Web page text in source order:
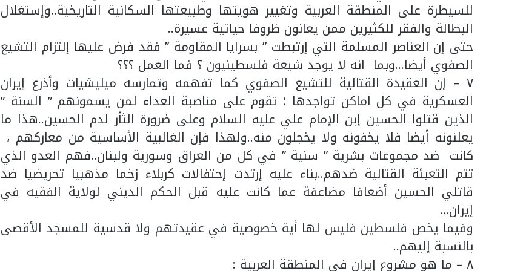
للسيطرة على المنطقة العربية وتغيير هويتها وطبيعتها السكانية التاريخية..وإستغلال
البطالة والفقر للكثيرين ممن يعانون ظروفا حياتية عسيرة..
حتى إن العناصر المسلمة التي إرتبطت ” بسرايا المقاومة ” فقد فرض عليها إلتزام التشيع
الصفوي أيضا…وبما انه لا يوجد شيعة فلسطينيون ؟ فما العمل ؟؟؟
٧ – إن العقيدة القتالية للتشيع الصفوي كما تفهمه وتمارسه ميليشيات وأذرع إيران
العسكرية في كل اماكن تواجدها ؛ تقوم على مناصبة العداء لمن يسمونهم ” السنة ”
الذين قتلوا الحسين إبن الإمام علي عليه السلام وعلى ضرورة الثأر لدم الحسين..هذا ما
يعلنونه أيضا فلا يخفونه ولا يخجلون منه..ولهذا فإن الغالبية الأساسية من معاركهم ،
كانت ضد مجموعات بشرية ” سنية ” في كل من العراق وسورية ولبنان..فهم العدو الذي
تتم التعبئة القتالية ضدهم..بناء عليه إرتدت إحتفالات كربلاء زخما مذهبيا تحريضيا ضد
قاتلي الحسين أضعافا مضاعفة عما كانت عليه قبل الحكم الديني لولاية الفقيه في
إيران…
وفيما يخص فلسطين فليس لها أية خصوصية في عقيدتهم ولا قدسية للمسجد الأقصى
بالنسبة إليهم..
٨ – ما هو مشروع إيران في المنطقة العربية :